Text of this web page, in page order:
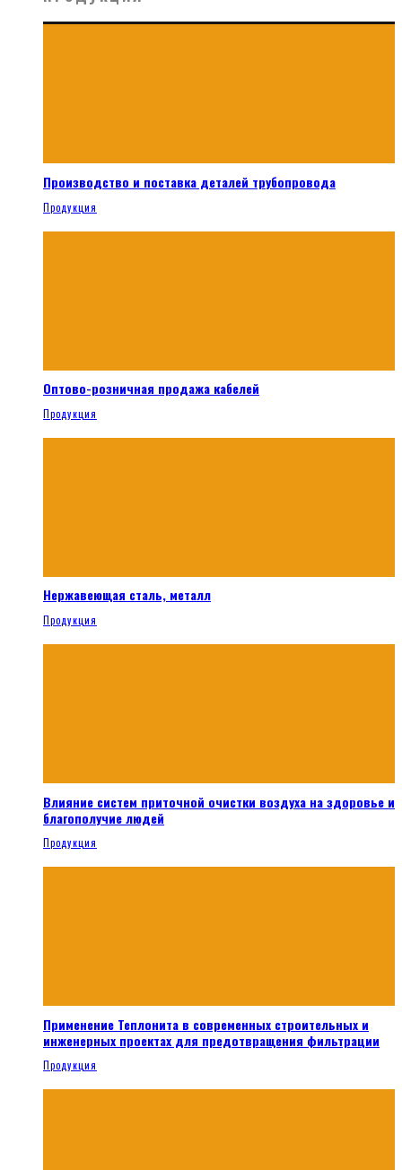
Производство и поставка деталей трубопровода
Продукция
Оптово-розничная продажа кабелей
Продукция
Нержавеющая сталь, металл
Продукция
Влияние систем приточной очистки воздуха на здоровье и
благополучие людей
Продукция
Применение Теплонита в современных строительных и
инженерных проектах для предотвращения фильтрации
Продукция